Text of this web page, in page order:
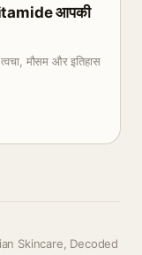
आपकी
मौसम और इतिहास
Skincare, Decoded